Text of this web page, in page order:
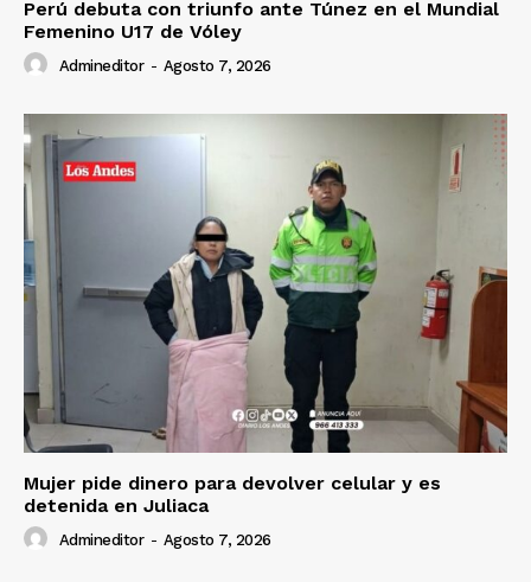
Perú debuta con triunfo ante Túnez en el Mundial
Femenino U17 de Vóley
Admineditor - Agosto 7, 2026
Mujer pide dinero para devolver celular y es
detenida en Juliaca
Admineditor - Agosto 7, 2026